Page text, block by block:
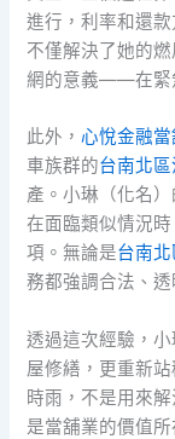
進行，利率和還
不僅解決了她的
網的意義——在緊
此外，心悅金融
車族群的台南北
產。小琳（化名
在面臨類似情況
項。無論是台南
務都強調合法、
透過這次經驗，
屋修繕，更重新
時雨，不是用來
是當舖業的價值